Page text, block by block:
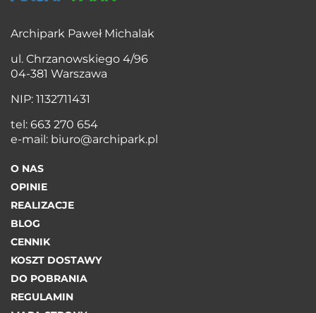
Archipark Paweł Michalak
ul. Chrzanowskiego 4/96
04-381 Warszawa
NIP: 1132711431
tel: 663 270 654
e-mail: biuro@archipark.pl
O NAS
OPINIE
REALIZACJE
BLOG
CENNIK
KOSZT DOSTAWY
DO POBRANIA
REGULAMIN